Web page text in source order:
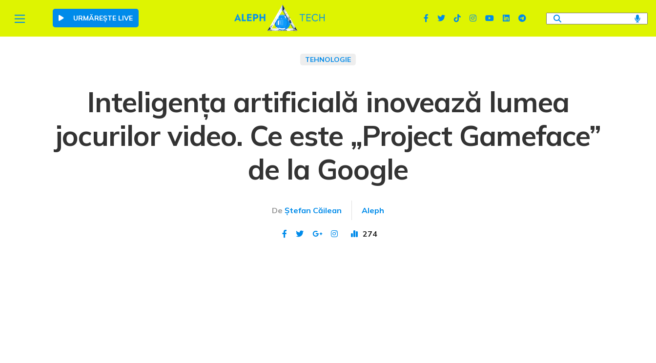
URMĂREȘTE LIVE
TEHNOLOGIE
Inteligența artificială inovează lumea
jocurilor video. Ce este „Project Gameface”
de la Google
De Ștefan Căilean Aleph
274